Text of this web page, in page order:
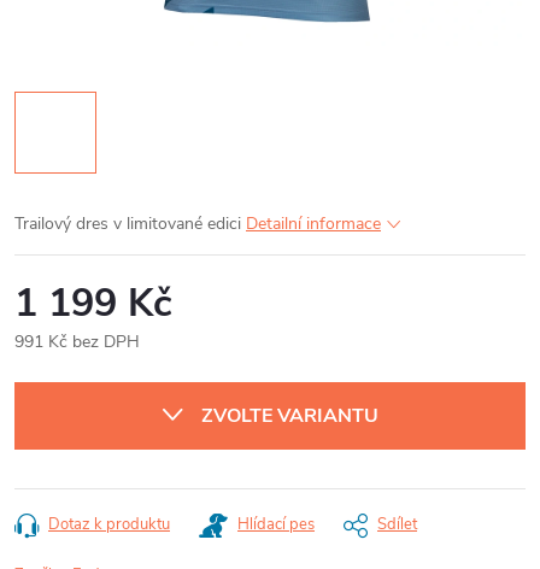
Trailový dres v limitované edici Detailní informace
1 199 Kč
991 Kč bez DPH
cena:
ZVOLTE VARIANTU
Dotaz k produktu Hlídací pes Sdílet